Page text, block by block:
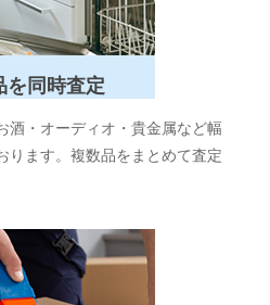
同時査定
酒・オーディオ・貴金属など幅
ります。複数品をまとめて査定